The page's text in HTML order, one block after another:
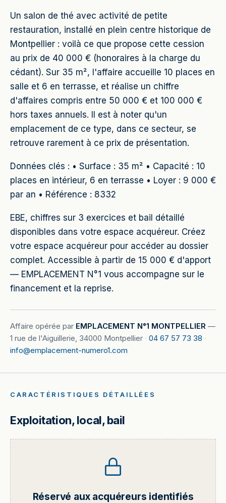
Un salon de thé avec activité de petite
restauration, installé en plein centre historique de
Montpellier : voilà ce que propose cette cession
au prix de 40 000 € (honoraires à la charge du
cédant). Sur 35 m², l'affaire accueille 10 places en
salle et 6 en terrasse, et réalise un chiffre
d'affaires compris entre 50 000 € et 100 000 €
hors taxes annuels. Il est à noter qu'un
emplacement de ce type, dans ce secteur, se
retrouve rarement à ce prix de présentation.
Données clés : • Surface : 35 m² • Capacité : 10
places en intérieur, 6 en terrasse • Loyer : 9 000 €
par an • Référence : 8332
EBE, chiffres sur 3 exercices et bail détaillé
disponibles dans votre espace acquéreur. Créez
votre espace acquéreur pour accéder au dossier
complet. Accessible à partir de 15 000 € d'apport
— EMPLACEMENT N°1 vous accompagne sur le
financement et la reprise.
Affaire opérée par EMPLACEMENT N°1 MONTPELLIER —
1 rue de l'Aiguillerie, 34000 Montpellier · 04 67 57 73 38 ·
info@emplacement-numero1.com
CARACTÉRISTIQUES DÉTAILLÉES
Exploitation, local, bail
Réservé aux acquéreurs identifiés